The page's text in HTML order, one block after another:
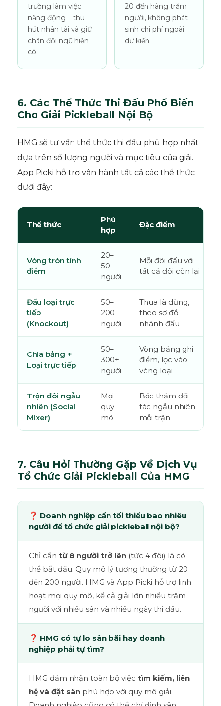
trường làm việc
năng động – thu
hút nhân tài và giữ
chân đội ngũ hiện
có.
20 đến hàng trăm
người, không phát
sinh chi phí ngoài
dự kiến.
6. Các Thể Thức Thi Đấu Phổ Biến
Cho Giải Pickleball Nội Bộ
HMG sẽ tư vấn thể thức thi đấu phù hợp nhất
dựa trên số lượng người và mục tiêu của giải.
App Picki hỗ trợ vận hành tất cả các thể thức
dưới đây:
Thể thức
Phù
hợp
Đặc điểm
Vòng tròn tính
điểm
20–
50
người
Mỗi đôi đấu với
tất cả đôi còn lại
Đấu loại trực
tiếp
(Knockout)
50–
200
người
Thua là dừng,
theo sơ đồ
nhánh đấu
Chia bảng +
Loại trực tiếp
50–
300+
người
Vòng bảng ghi
điểm, lọc vào
vòng loại
Trộn đôi ngẫu
nhiên (Social
Mixer)
Mọi
quy
mô
Bốc thăm đối
tác ngẫu nhiên
mỗi trận
7. Câu Hỏi Thường Gặp Về Dịch Vụ
Tổ Chức Giải Pickleball Của HMG
❓ Doanh nghiệp cần tối thiểu bao nhiêu
người để tổ chức giải pickleball nội bộ?
Chỉ cần từ 8 người trở lên (tức 4 đôi) là có
thể bắt đầu. Quy mô lý tưởng thường từ 20
đến 200 người. HMG và App Picki hỗ trợ linh
hoạt mọi quy mô, kể cả giải lớn nhiều trăm
người với nhiều sân và nhiều ngày thi đấu.
❓ HMG có tự lo sân bãi hay doanh
nghiệp phải tự tìm?
HMG đảm nhận toàn bộ việc tìm kiếm, liên
hệ và đặt sân phù hợp với quy mô giải.